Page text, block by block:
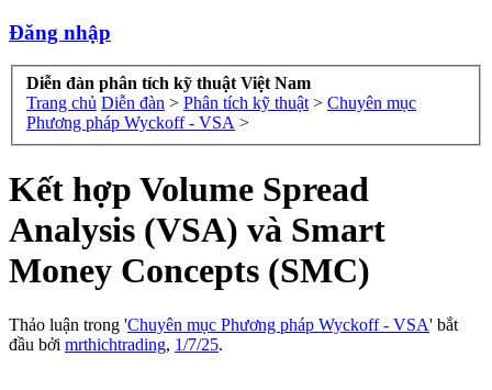
Đăng nhập
Diễn đàn phân tích kỹ thuật Việt Nam
Trang chủ Diễn đàn > Phân tích kỹ thuật > Chuyên mục
Phương pháp Wyckoff - VSA >
Kết hợp Volume Spread
Analysis (VSA) và Smart
Money Concepts (SMC)
Thảo luận trong 'Chuyên mục Phương pháp Wyckoff - VSA' bắt
đầu bởi mrthichtrading, 1/7/25.